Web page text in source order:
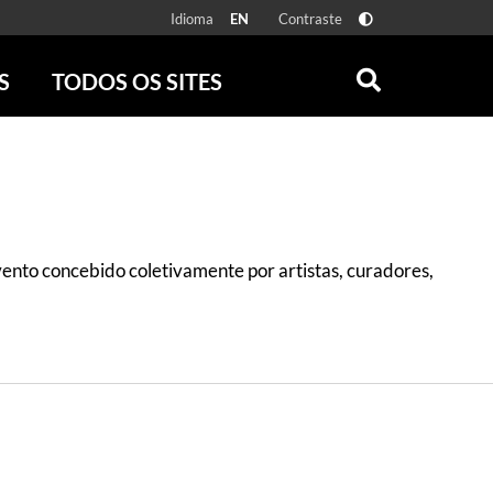
Idioma EN Contraste
TODOS OS SITES
TESTEMUNHA OCULAR
concebido coletivamente por artistas, curadores,